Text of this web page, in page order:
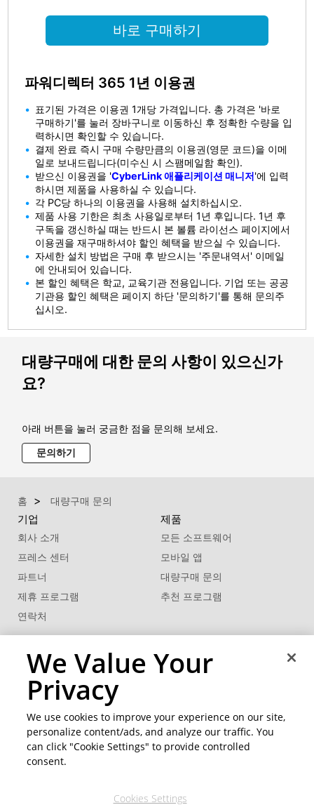
바로 구매하기
파워디렉터 365 1년 이용권
표기된 가격은 이용권 1개당 가격입니다. 총 가격은 '바로
구매하기'를 눌러 장바구니로 이동하신 후 정확한 수량을 입
력하시면 확인할 수 있습니다.
결제 완료 즉시 구매 수량만큼의 이용권(영문 코드)을 이메
일로 보내드립니다(미수신 시 스팸메일함 확인).
받으신 이용권을 'CyberLink 애플리케이션 매니저'에 입력
하시면 제품을 사용하실 수 있습니다.
각 PC당 하나의 이용권을 사용해 설치하십시오.
제품 사용 기한은 최초 사용일로부터 1년 후입니다. 1년 후
구독을 갱신하실 때는 반드시 본 볼륨 라이선스 페이지에서
이용권을 재구매하셔야 할인 혜택을 받으실 수 있습니다.
자세한 설치 방법은 구매 후 받으시는 '주문내역서' 이메일
에 안내되어 있습니다.
본 할인 혜택은 학교, 교육기관 전용입니다. 기업 또는 공공
기관용 할인 혜택은 페이지 하단 '문의하기'를 통해 문의주
십시오.
대량구매에 대한 문의 사항이 있으신가
요?
아래 버튼을 눌러 궁금한 점을 문의해 보세요.
문의하기
홈 대량구매 문의
기업
회사 소개
프레스 센터
파트너
제휴 프로그램
연락처
제품
모든 소프트웨어
모바일 앱
대량구매 문의
추천 프로그램
FaceMe®SDK
지원센터
커뮤니티 지역 변경
We Value Your
Privacy
We use cookies to improve your experience on our site,
personalize content/ads, and analyze our traffic. You
can click "Cookie Settings" to provide controlled
consent.
Cookies Settings